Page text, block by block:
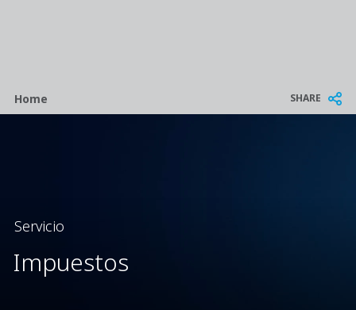
Breadcrumb
Home SHARE
Servicio
Impuestos